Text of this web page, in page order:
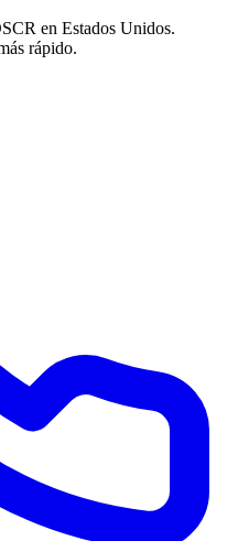
en Estados Unidos.
rápido.